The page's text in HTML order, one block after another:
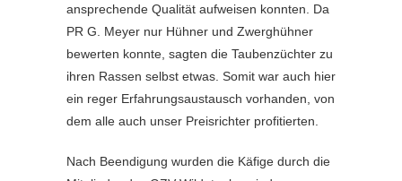
ansprechende Qualität aufweisen konnten. Da
PR G. Meyer nur Hühner und Zwerghühner
bewerten konnte, sagten die Taubenzüchter zu
ihren Rassen selbst etwas. Somit war auch hier
ein reger Erfahrungsaustausch vorhanden, von
dem alle auch unser Preisrichter profitierten.
Nach Beendigung wurden die Käfige durch die